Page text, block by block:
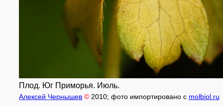
Плод. Юг Приморья. Июль.
Алексей Чернышев © 2010; фото импортировано с molbiol.ru